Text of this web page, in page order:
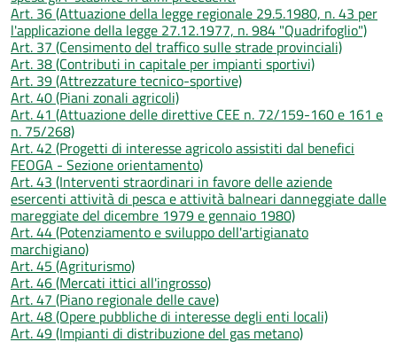
Art. 36 (Attuazione della legge regionale 29.5.1980, n. 43 per
l'applicazione della legge 27.12.1977, n. 984 "Quadrifoglio")
Art. 37 (Censimento del traffico sulle strade provinciali)
Art. 38 (Contributi in capitale per impianti sportivi)
Art. 39 (Attrezzature tecnico-sportive)
Art. 40 (Piani zonali agricoli)
Art. 41 (Attuazione delle direttive CEE n. 72/159-160 e 161 e
n. 75/268)
Art. 42 (Progetti di interesse agricolo assistiti dal benefici
FEOGA - Sezione orientamento)
Art. 43 (Interventi straordinari in favore delle aziende
esercenti attività di pesca e attività balneari danneggiate dalle
mareggiate del dicembre 1979 e gennaio 1980)
Art. 44 (Potenziamento e sviluppo dell'artigianato
marchigiano)
Art. 45 (Agriturismo)
Art. 46 (Mercati ittici all'ingrosso)
Art. 47 (Piano regionale delle cave)
Art. 48 (Opere pubbliche di interesse degli enti locali)
Art. 49 (Impianti di distribuzione del gas metano)